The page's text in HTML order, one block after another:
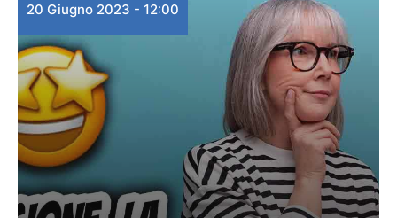
20 Giugno 2023 - 12:00